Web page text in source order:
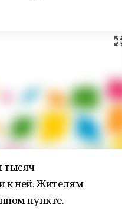
тысяч
к ней. Жителям
пункте.